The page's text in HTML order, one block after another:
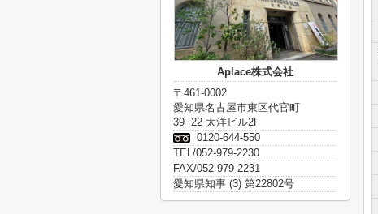
Aplace株式会社
〒461-0002
愛知県名古屋市東区代官町
39−22 太洋ビル2F
0120-644-550
TEL/052-979-2230
FAX/052-979-2231
愛知県知事 (3) 第22802号